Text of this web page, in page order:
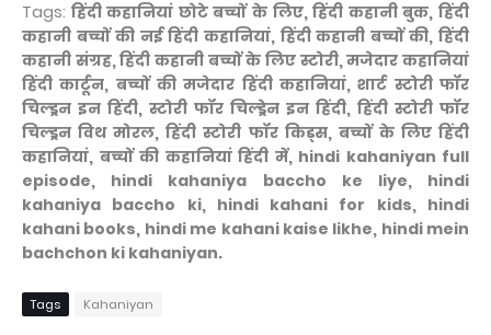
Tags: हिंदी कहानियां छोटे बच्चों के लिए, हिंदी कहानी बुक, हिंदी
कहानी बच्चों की नई हिंदी कहानियां, हिंदी कहानी बच्चों की, हिंदी
कहानी संग्रह, हिंदी कहानी बच्चों के लिए स्टोरी, मजेदार कहानियां
हिंदी कार्टून, बच्चों की मजेदार हिंदी कहानियां, शार्ट स्टोरी फॉर
चिल्ड्रन इन हिंदी, स्टोरी फॉर चिल्ड्रेन इन हिंदी, हिंदी स्टोरी फॉर
चिल्ड्रन विथ मोरल, हिंदी स्टोरी फॉर किड्स, बच्चों के लिए हिंदी
कहानियां, बच्चों की कहानियां हिंदी में, hindi kahaniyan full
episode, hindi kahaniya baccho ke liye, hindi
kahaniya baccho ki, hindi kahani for kids, hindi
kahani books, hindi me kahani kaise likhe, hindi mein
bachchon ki kahaniyan.
Tags Kahaniyan